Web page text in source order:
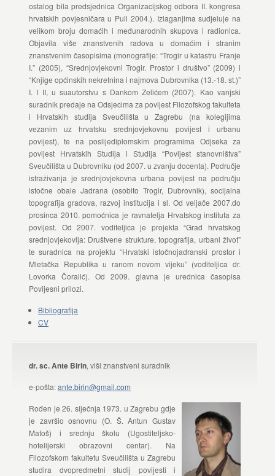
ostalog bila predsjednica Organizacijskog odbora II. kongresa
hrvatskih povjesničara u Puli 2004.). Izlaganjima sudjeluje na
velikom broju domaćih i međunarodnih skupova i radionica.
Objavila više znanstvenih radova u domaćim i stranim
znanstvenim časopisima (monografije: “Trogir u katastru Franje
I.” (2005), “Srednjovjekovni Trogir. Prostor i društvo” (2009) i
“Knjige općinskih nekretnina i najmova Dubrovnika (13.-18. st.)”
I. I II, u suautorstvu s Dankom Zelićem (2007). Kao vanjski
suradnik predaje na Odsjecima za povijest Filozofskog fakulteta
i Hrvatskih studija Sveučilišta u Zagrebu (na kolegijima
vezanim uz hrvatsku srednjovjekovnu povijest i urbanu
povijest), te na poslijediplomskim programima Odjseka za
povijest Hrvatskih Studija i Studija “Povijest stanovništva”
Sveučilišta u Dubrovniku (od 2007. u zvanju docenta). Područje
istraživanja je srednjovjekovna urbana povijest na području
istočne obale Jadrana (osobito Trogir, Dubrovnik), socijalna
topografija gradova, razvoj institucija i sl. Od veljače 2007.do
prosinca 2010. pomoćnica je ravnatelja Hrvatskog instituta za
povijest. Od 2007. voditeljica je projekta “Grad hrvatskog
srednjovjekovlja: Društvene strukture, topografija, urbani život”
te suradnica na projektu “Hrvatski istočnojadranski prostor i
Mletačka Republika u ranom novom vijeku” (voditeljica dr.
Lovorka Čoralić). Od 2009. glavna je urednica časopisa
Povijesni prilozi.
Bibliografija
CV
dr. sc. Ante Birin, viši znanstveni suradnik
e-pošta:ante.birin@gmail.com
Rođen je 26. siječnja 1973. u Zagrebu gdje
je završio osnovnu (O. Š. Antun Gustav
Matoš) i srednju školu (Ugostiteljsko-
hotelijerski obrazovni centar). Na
Filozofskom fakultetu Sveučilišta u Zagrebu
studira dvopredmetni studij povijesti i